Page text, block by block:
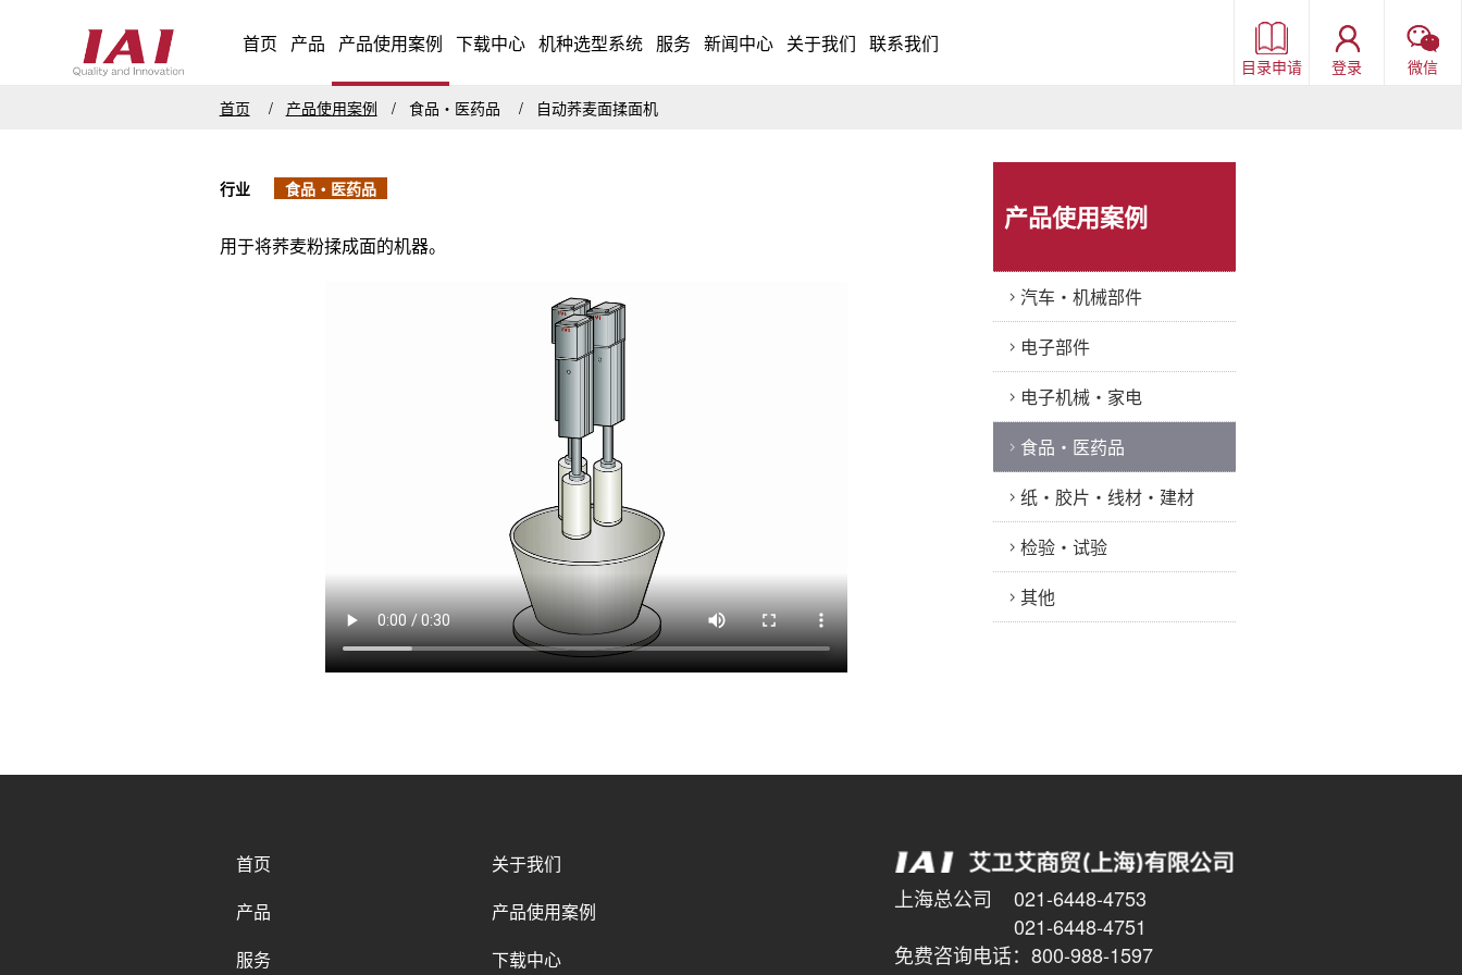
首页 产品 产品使用案例 下载中心 机种选型系统 服务 新闻中心 关于我们 联系我们
目录申请 登录
微信
首页
产品使用案例 食品・医药品 自动荞麦面揉面机
行业 食品・医药品
用于将荞麦粉揉成面的机器。
产品使用案例
汽车・机械部件
电子部件
电子机械・家电
食品・医药品
纸・胶片・线材・建材
检验・试验
其他
首页
产品
服务
关于我们
产品使用案例
下载中心
上海总公司 021-6448-4753
021-6448-4751
免费咨询电话：800-988-1597